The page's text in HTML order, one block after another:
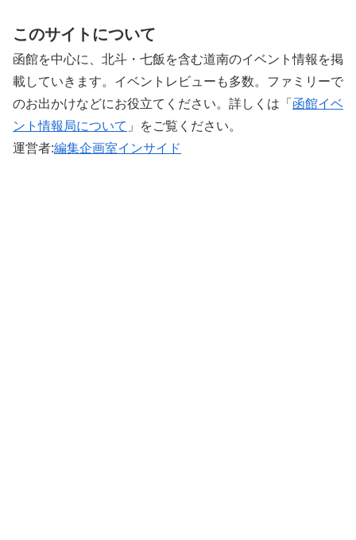
このサイトについて
函館を中心に、北斗・七飯を含む道南のイベント情報を掲
載していきます。イベントレビューも多数。ファミリーで
のお出かけなどにお役立てください。詳しくは「 函館イベ
ント情報局について 」をご覧ください。 ‎
運営者:編集企画室インサイド